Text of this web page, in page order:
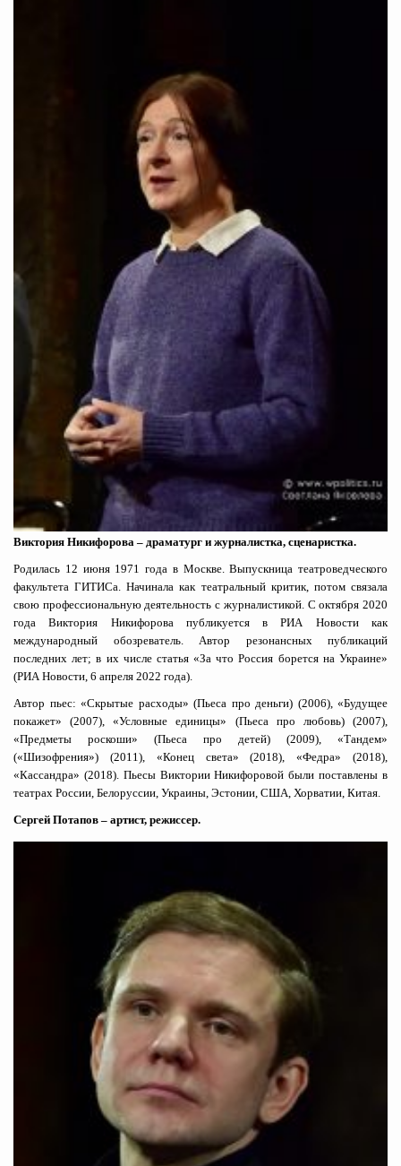
Виктория Никифорова – драматург и журналистка, сценаристка.
Родилась 12 июня 1971 года в Москве. Выпускница театроведческого
факультета ГИТИСа. Начинала как театральный критик, потом связала
свою профессиональную деятельность с журналистикой. С октября 2020
года Виктория Никифорова публикуется в РИА Новости как
международный обозреватель. Автор резонансных публикаций
последних лет; в их числе статья «За что Россия борется на Украине»
(РИА Новости, 6 апреля 2022 года).
Автор пьес: «Скрытые расходы» (Пьеса про деньги) (2006), «Будущее
покажет» (2007), «Условные единицы» (Пьеса про любовь) (2007),
«Предметы роскоши» (Пьеса про детей) (2009), «Тандем»
(«Шизофрения») (2011), «Конец света» (2018), «Федра» (2018),
«Кассандра» (2018). Пьесы Виктории Никифоровой были поставлены в
театрах России, Белоруссии, Украины, Эстонии, США, Хорватии, Китая.
Сергей Потапов – артист, режиссер.